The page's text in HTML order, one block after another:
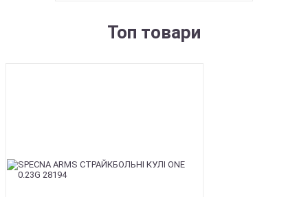
Топ товари